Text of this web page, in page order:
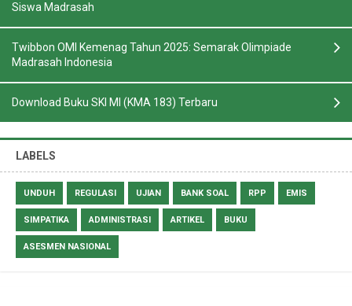
Siswa Madrasah
Twibbon OMI Kemenag Tahun 2025: Semarak Olimpiade
Madrasah Indonesia
Download Buku SKI MI (KMA 183) Terbaru
LABELS
UNDUH REGULASI UJIAN BANK SOAL RPP EMIS
SIMPATIKA ADMINISTRASI ARTIKEL BUKU
ASESMEN NASIONAL